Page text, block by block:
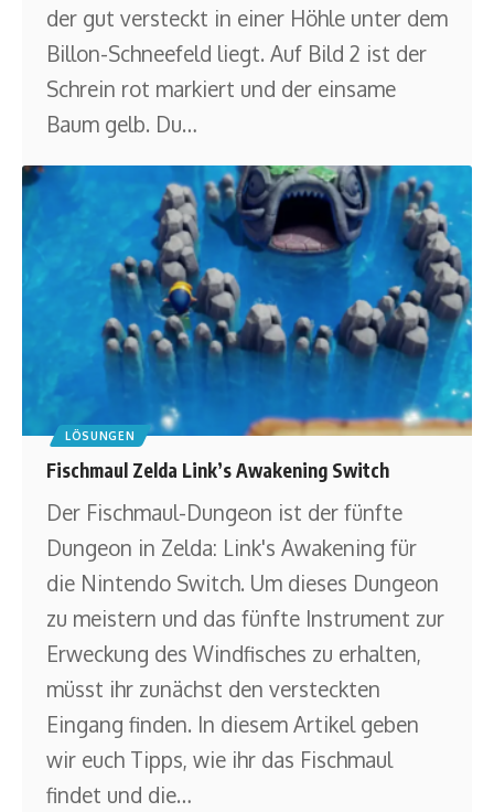
der gut versteckt in einer Höhle unter dem
Billon-Schneefeld liegt. Auf Bild 2 ist der
Schrein rot markiert und der einsame
Baum gelb. Du…
LÖSUNGEN
Fischmaul Zelda Link’s Awakening Switch
Der Fischmaul-Dungeon ist der fünfte
Dungeon in Zelda: Link's Awakening für
die Nintendo Switch. Um dieses Dungeon
zu meistern und das fünfte Instrument zur
Erweckung des Windfisches zu erhalten,
müsst ihr zunächst den versteckten
Eingang finden. In diesem Artikel geben
wir euch Tipps, wie ihr das Fischmaul
findet und die…